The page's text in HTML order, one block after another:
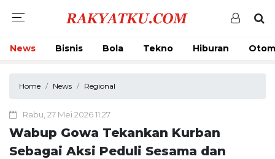
News Bisnis Bola Tekno Hiburan
Home News Regional
Rabu, 27 Mei 2026 11:27
Wabup Gowa Tekankan Kurban
Sebagai Aksi Peduli Sesama dan